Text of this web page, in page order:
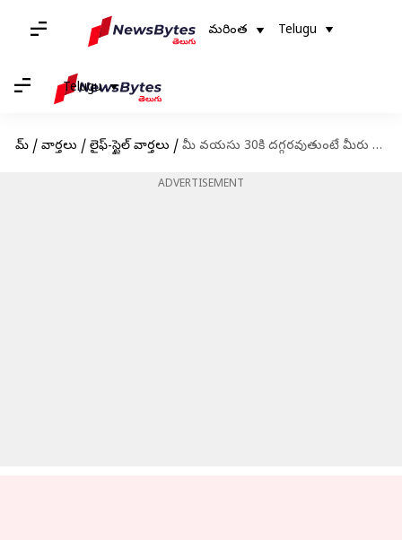
మరింత Telugu
Telugu
హోమ్ / వార్తలు / లైఫ్-స్టైల్ వార్తలు / మీ వయసు 30కి దగ్గరవుతుంటే మీరు ఖచ్చితంగా నేర్చుకోవాల్సిన పాఠాలు
ADVERTISEMENT